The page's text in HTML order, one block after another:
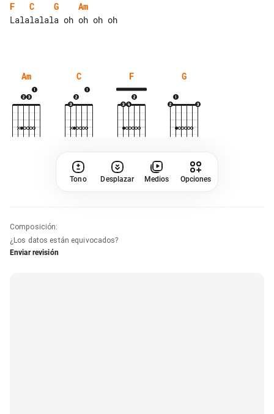
F
C G
Am
Lalalalala oh oh oh oh
Am C F G
Tono Desplazar Medios Opciones
Composición:
¿Los datos están equivocados?
Enviar revisión